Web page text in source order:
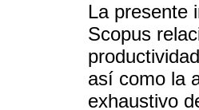
La presente
Scopus
así como la
exhaustivo